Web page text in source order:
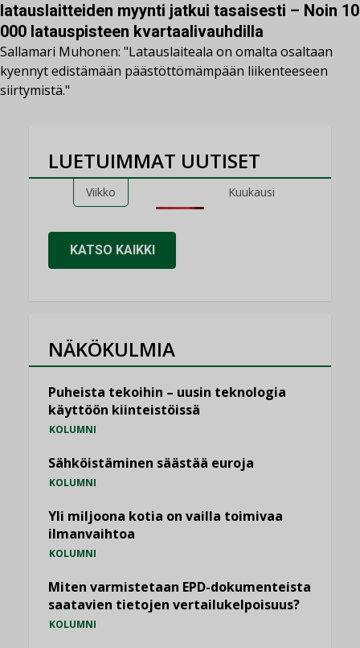
latauslaitteiden myynti jatkui tasaisesti – Noin 10
000 latauspisteen kvartaalivauhdilla
Sallamari Muhonen: "Latauslaiteala on omalta osaltaan
kyennyt edistämään päästöttömämpään liikenteeseen
siirtymistä."
LUETUIMMAT UUTISET
Viikko Kuukausi
KATSO KAIKKI
NÄKÖKULMIA
Puheista tekoihin – uusin teknologia
käyttöön kiinteistöissä
KOLUMNI
Sähköistäminen säästää euroja
KOLUMNI
Yli miljoona kotia on vailla toimivaa
ilmanvaihtoa
KOLUMNI
Miten varmistetaan EPD-dokumenteista
saatavien tietojen vertailukelpoisuus?
KOLUMNI